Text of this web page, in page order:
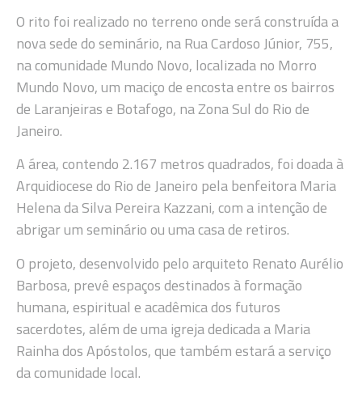
O rito foi realizado no terreno onde será construída a
nova sede do seminário, na Rua Cardoso Júnior, 755,
na comunidade Mundo Novo, localizada no Morro
Mundo Novo, um maciço de encosta entre os bairros
de Laranjeiras e Botafogo, na Zona Sul do Rio de
Janeiro.
A área, contendo 2.167 metros quadrados, foi doada à
Arquidiocese do Rio de Janeiro pela benfeitora Maria
Helena da Silva Pereira Kazzani, com a intenção de
abrigar um seminário ou uma casa de retiros.
O projeto, desenvolvido pelo arquiteto Renato Aurélio
Barbosa, prevê espaços destinados à formação
humana, espiritual e acadêmica dos futuros
sacerdotes, além de uma igreja dedicada a Maria
Rainha dos Apóstolos, que também estará a serviço
da comunidade local.